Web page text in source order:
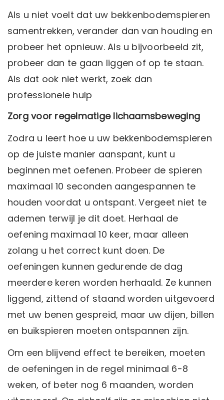
Als u niet voelt dat uw bekkenbodemspieren
samentrekken, verander dan van houding en
probeer het opnieuw. Als u bijvoorbeeld zit,
probeer dan te gaan liggen of op te staan.
Als dat ook niet werkt, zoek dan
professionele hulp
Zorg voor regelmatige lichaamsbeweging
Zodra u leert hoe u uw bekkenbodemspieren
op de juiste manier aanspant, kunt u
beginnen met oefenen. Probeer de spieren
maximaal 10 seconden aangespannen te
houden voordat u ontspant. Vergeet niet te
ademen terwijl je dit doet. Herhaal de
oefening maximaal 10 keer, maar alleen
zolang u het correct kunt doen. De
oefeningen kunnen gedurende de dag
meerdere keren worden herhaald. Ze kunnen
liggend, zittend of staand worden uitgevoerd
met uw benen gespreid, maar uw dijen, billen
en buikspieren moeten ontspannen zijn.
Om een ​​blijvend effect te bereiken, moeten
de oefeningen in de regel minimaal 6-8
weken, of beter nog 6 maanden, worden